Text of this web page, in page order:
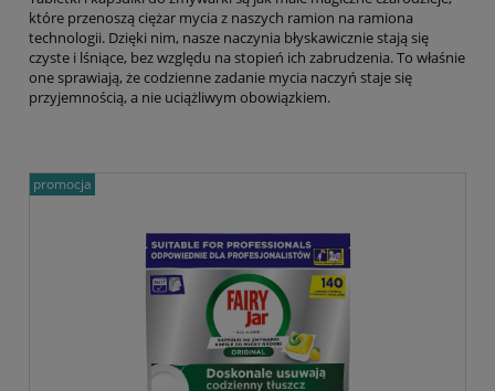
które przenoszą ciężar mycia z naszych ramion na ramiona
technologii. Dzięki nim, nasze naczynia błyskawicznie stają się
czyste i lśniące, bez względu na stopień ich zabrudzenia. To właśnie
one sprawiają, że codzienne zadanie mycia naczyń staje się
przyjemnością, a nie uciążliwym obowiązkiem.
promocja